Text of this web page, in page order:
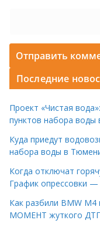
Последние
Проект «Чистая
пунктов набора воды
Куда приедут
набора воды в
Когда отключат
График опрессовки —
Как разбили BMW
МОМЕНТ жуткого